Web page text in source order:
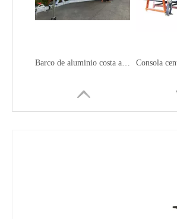
Barco de aluminio costa afuera con pintura antideslizante y poco ruido